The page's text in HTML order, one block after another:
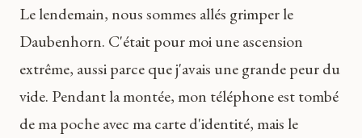
Le lendemain, nous sommes allés grimper le
Daubenhorn. C'était pour moi une ascension
extrême, aussi parce que j'avais une grande peur du
vide. Pendant la montée, mon téléphone est tombé
de ma poche avec ma carte d'identité, mais le